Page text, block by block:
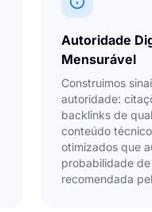
Autoridade
Mensurável
Construimos
autoridade:
backlinks de
conteúdo
otimizados que
probabilidade
recomendada